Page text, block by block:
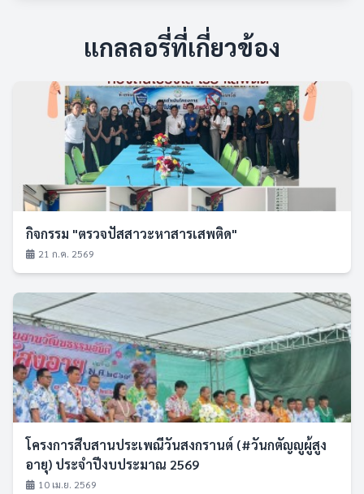
แกลลอรี่ที่เกี่ยวข้อง
กิจกรรม "ตรวจปัสสาวะหาสารเสพติด"
21 ก.ค. 2569
โครงการสืบสานประเพณีวันสงกรานต์ (#วันกตัญญูผู้สูง
อายุ) ประจำปีงบประมาณ 2569
10 เม.ย. 2569